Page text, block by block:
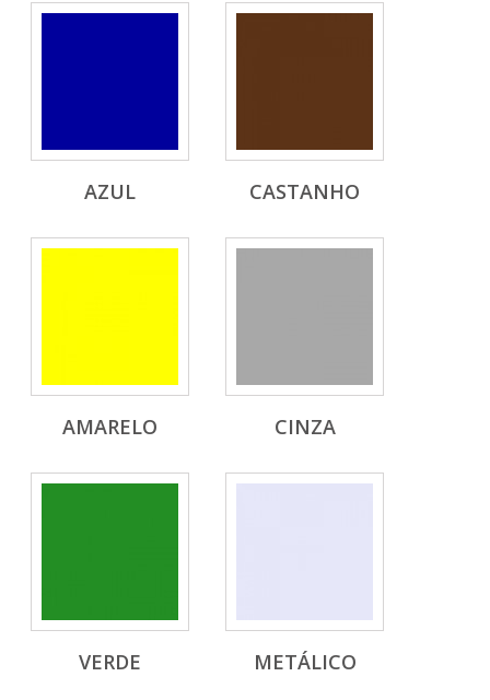
AZUL CASTANHO
AMARELO CINZA
VERDE METÁLICO